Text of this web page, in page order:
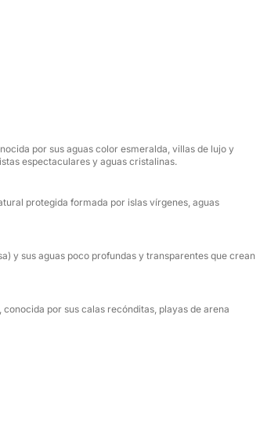
para una experiencia única
en 2025 para garantizar el máximo
entre aguas cristalinas y las playas
alquiler, deberá abonar un APA (Anticipo
muelle Destriero de Cannigione. Se
diferente bajo petición. En este caso,
el muelle de Destriero y el tiempo
el punto de desembarque.
modulares, totalmente sombreada para
y aperitivos con vistas al mar, en un
por sus aguas color esmeralda, villas de lujo y
espectaculares y aguas cristalinas.
protegida formada por islas vírgenes, aguas
y sus aguas poco profundas y transparentes que crean
por sus calas recónditas, playas de arena